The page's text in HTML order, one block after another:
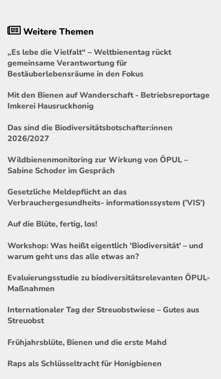
Weitere Themen
„Es lebe die Vielfalt“ – Weltbienentag rückt
gemeinsame Verantwortung für
Bestäuberlebensräume in den Fokus
Mit den Bienen auf Wanderschaft - Betriebsreportage
Imkerei Hausruckhonig
Das sind die Biodiversitätsbotschafter:innen
2026/2027
Wildbienenmonitoring zur Wirkung von ÖPUL –
Sabine Schoder im Gespräch
Gesetzliche Meldepflicht an das
Verbrauchergesundheits- informationssystem ('VIS')
Auf die Blüte, fertig, los!
Workshop: Was heißt eigentlich 'Biodiversität' – und
warum geht uns das alle etwas an?
Evaluierungsstudie zu biodiversitätsrelevanten ÖPUL-
Maßnahmen
Internationaler Tag der Streuobstwiese – Gutes aus
Streuobst
Frühjahrsblüte, Bienen und die erste Mahd
Raps als Schlüsseltracht für Honigbienen